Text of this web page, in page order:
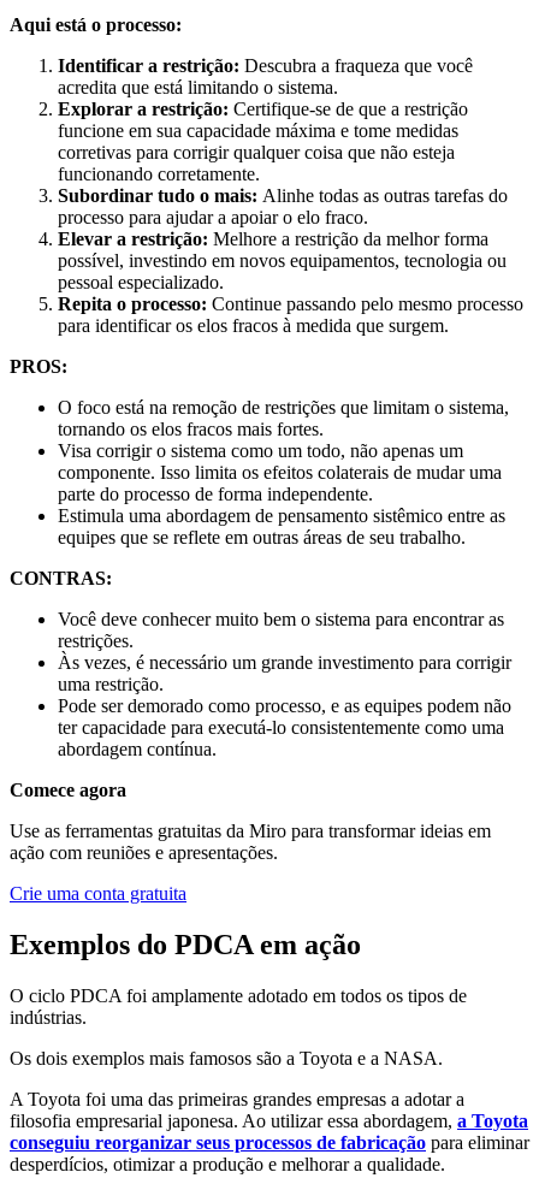
Aqui está o processo:
Identificar a restrição: Descubra a fraqueza que você
acredita que está limitando o sistema.
Explorar a restrição: Certifique-se de que a restrição
funcione em sua capacidade máxima e tome medidas
corretivas para corrigir qualquer coisa que não esteja
funcionando corretamente.
Subordinar tudo o mais: Alinhe todas as outras tarefas do
processo para ajudar a apoiar o elo fraco.
Elevar a restrição: Melhore a restrição da melhor forma
possível, investindo em novos equipamentos, tecnologia ou
pessoal especializado.
Repita o processo: Continue passando pelo mesmo processo
para identificar os elos fracos à medida que surgem.
PROS:
O foco está na remoção de restrições que limitam o sistema,
tornando os elos fracos mais fortes.
Visa corrigir o sistema como um todo, não apenas um
componente. Isso limita os efeitos colaterais de mudar uma
parte do processo de forma independente.
Estimula uma abordagem de pensamento sistêmico entre as
equipes que se reflete em outras áreas de seu trabalho.
CONTRAS:
Você deve conhecer muito bem o sistema para encontrar as
restrições.
Às vezes, é necessário um grande investimento para corrigir
uma restrição.
Pode ser demorado como processo, e as equipes podem não
ter capacidade para executá-lo consistentemente como uma
abordagem contínua.
Comece agora
Use as ferramentas gratuitas da Miro para transformar ideias em
ação com reuniões e apresentações.
Crie uma conta gratuita
Exemplos do PDCA em ação
O ciclo PDCA foi amplamente adotado em todos os tipos de
indústrias.
Os dois exemplos mais famosos são a Toyota e a NASA.
A Toyota foi uma das primeiras grandes empresas a adotar a
filosofia empresarial japonesa. Ao utilizar essa abordagem, a Toyota
conseguiu reorganizar seus processos de fabricação para eliminar
desperdícios, otimizar a produção e melhorar a qualidade.